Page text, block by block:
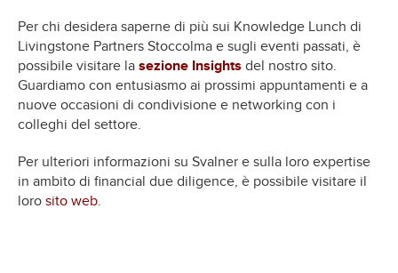
Per chi desidera saperne di più sui Knowledge Lunch di
Livingstone Partners Stoccolma e sugli eventi passati, è
possibile visitare la sezione Insights del nostro sito.
Guardiamo con entusiasmo ai prossimi appuntamenti e a
nuove occasioni di condivisione e networking con i
colleghi del settore.
Per ulteriori informazioni su Svalner e sulla loro expertise
in ambito di financial due diligence, è possibile visitare il
loro sito web.